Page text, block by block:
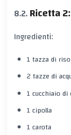
Ricetta
Ingredienti:
1 tazza di
2 tazze di
1 cucchiaio
1 cipolla
1 carota